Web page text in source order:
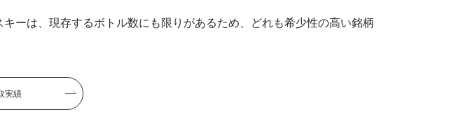
ーは、現存するボトル数にも限りがあるため、どれも希少性の高い銘柄
実績